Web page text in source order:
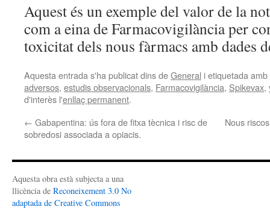
Aquest és un exemple del valor de la
com a eina de Farmacovigilància per
toxicitat dels nous fàrmacs amb dades
Aquesta entrada s'ha publicat dins deGeneral i etiquetada amb
adversos, estudis observacionals, Farmacovigilància, Spikevax,
d'interès l'enllaç permanent.
← Gabapentina: ús fora de fitxa tècnica i risc de
sobredosi associada a opiacis.
Nous
Aquesta obra està subjecta a una
llicència de Reconeixement 3.0 No
adaptada de Creative Commons